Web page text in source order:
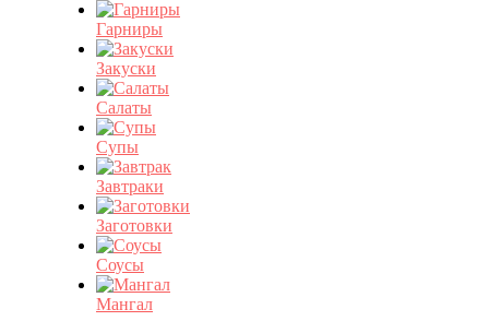
Гарниры
Закуски
Салаты
Супы
Завтраки
Заготовки
Соусы
Мангал